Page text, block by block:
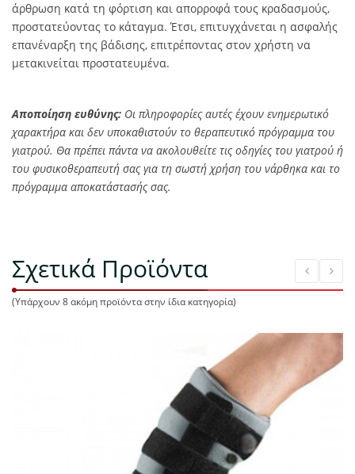
άρθρωση κατά τη φόρτιση και απορροφά τους κραδασμούς,
προστατεύοντας το κάταγμα. Έτσι, επιτυγχάνεται η ασφαλής
επανέναρξη της βάδισης, επιτρέποντας στον χρήστη να
μετακινείται προστατευμένα.
Αποποίηση ευθύνης: Οι πληροφορίες αυτές έχουν ενημερωτικό
χαρακτήρα και δεν υποκαθιστούν το θεραπευτικό πρόγραμμα του
γιατρού. Θα πρέπει πάντα να ακολουθείτε τις οδηγίες του γιατρού ή
του φυσικοθεραπευτή σας για τη σωστή χρήση του νάρθηκα και το
πρόγραμμα αποκατάστασής σας.
Σχετικά Προϊόντα
(Υπάρχουν 8 ακόμη προϊόντα στην ίδια κατηγορία)